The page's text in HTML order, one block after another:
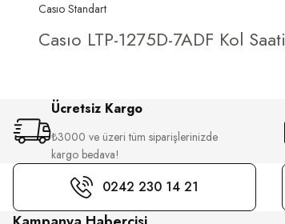
Casıo Standart
Casıo LTP-1275D-7ADF Kol Saati
Ücretsiz Kargo
₺3000 ve üzeri tüm siparişlerinizde
kargo bedava!
0242 230 14 21